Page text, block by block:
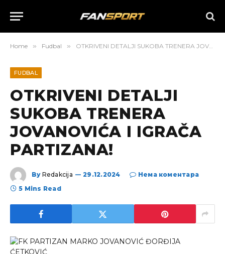
Home » Fudbal » OTKRIVENI DETALJI SUKOBA TRENERA JOVANOVIĆA I IGRAČA PARTIZANA!
FUDBAL
OTKRIVENI DETALJI
SUKOBA TRENERA
JOVANOVIĆA I IGRAČA
PARTIZANA!
By Redakcija 29.12.2024
Нема коментара
5 Mins Read